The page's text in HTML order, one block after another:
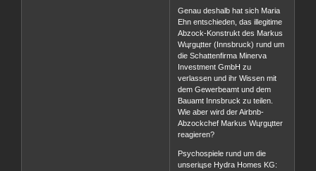
Genau deshalb hat sich Maria
Ehn entschieden, das illegitime
Abzock-Konstrukt des Markus
Wцrgцtter (Innsbruck) rund um
die Schattenfirma Minerva
Investment GmbH zu
verlassen und ihr Wissen mit
dem Gewerbeamt und dem
Bauamt Innsbruck zu teilen.
Wie aber wird der Airbnb-
Abzockchef Markus Wцrgцtter
reagieren?
Psychospiele rund um die
unseriцse Hydra Homes KG: